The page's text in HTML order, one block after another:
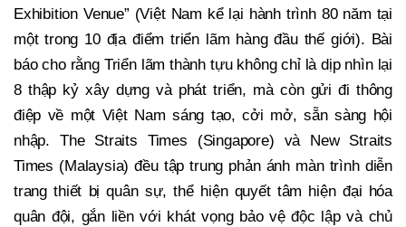
Exhibition Venue” (Việt Nam kể lại hành trình 80 năm tại
một trong 10 địa điểm triển lãm hàng đầu thế giới). Bài
báo cho rằng Triển lãm thành tựu không chỉ là dịp nhìn lại
8 thập kỷ xây dựng và phát triển, mà còn gửi đi thông
điệp về một Việt Nam sáng tạo, cởi mở, sẵn sàng hội
nhập. The Straits Times (Singapore) và New Straits
Times (Malaysia) đều tập trung phản ánh màn trình diễn
trang thiết bị quân sự, thể hiện quyết tâm hiện đại hóa
quân đội, gắn liền với khát vọng bảo vệ độc lập và chủ